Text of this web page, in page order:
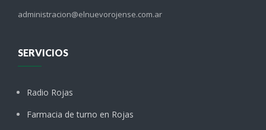
administracion@elnuevorojense.com.ar
SERVICIOS
Radio Rojas
Farmacia de turno en Rojas